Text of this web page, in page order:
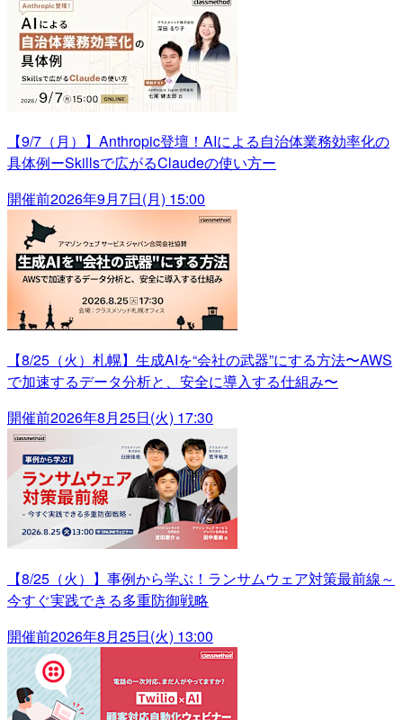
【9/7（月）】Anthropic登壇！AIによる自治体業務効率化の
具体例ーSkillsで広がるClaudeの使い方ー
開催前2026年9月7日(月) 15:00
【8/25（火）札幌】生成AIを“会社の武器”にする方法〜AWS
で加速するデータ分析と、安全に導入する仕組み〜
開催前2026年8月25日(火) 17:30
【8/25（火）】事例から学ぶ！ランサムウェア対策最前線～
今すぐ実践できる多重防御戦略
開催前2026年8月25日(火) 13:00